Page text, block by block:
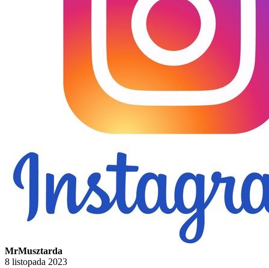
MrMusztarda
8 listopada 2023